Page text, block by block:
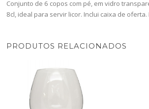
Conjunto de 6 copos com pé, em vidro
8cl, ideal para servir licor. Inclui caixa de
PRODUTOS RELACIONADOS